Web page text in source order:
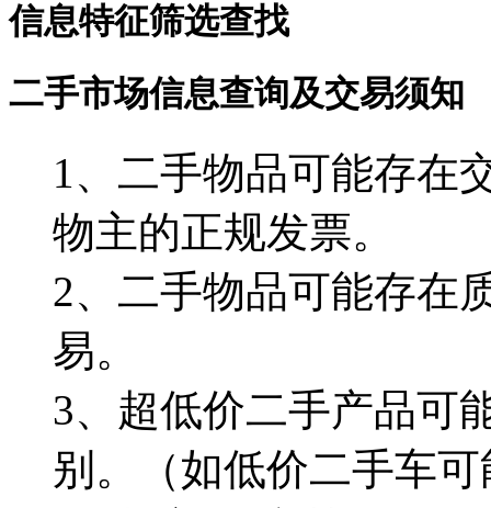
信息特征筛选查找
二手市场信息查询及交易须知
1、二手物品可能存在
物主的正规发票。
2、二手物品可能存在
易。
3、超低价二手产品可
别。（如低价二手车